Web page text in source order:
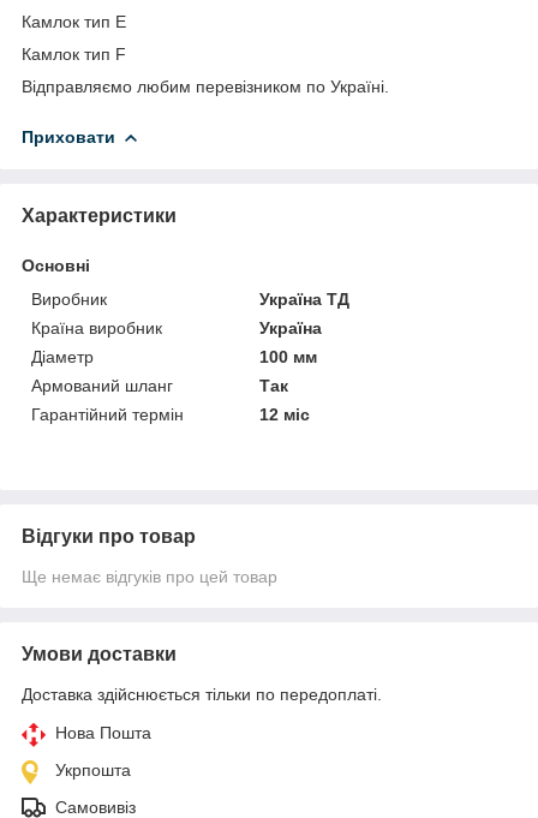
Камлок тип E
Камлок тип F
Відправляємо любим перевізником по Україні.
Приховати
Характеристики
Основні
Виробник
Україна ТД
Країна виробник
Україна
Діаметр
100 мм
Армований шланг
Так
Гарантійний термін
12 міс
Відгуки про товар
Ще немає відгуків про цей товар
Умови доставки
Доставка здійснюється тільки по передоплаті.
Нова Пошта
Укрпошта
Самовивіз